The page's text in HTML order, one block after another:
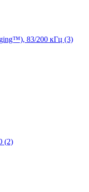
83/200 кГц (3)
(2)